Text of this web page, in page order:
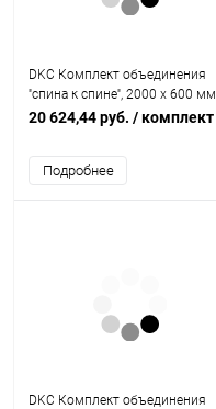
DKC Комплект объединения
''спина к спине'', 2000 x 600 мм
(R5KFRE2060M)
20 624,44 руб. / комплект
Подробнее
DKC Комплект объединения